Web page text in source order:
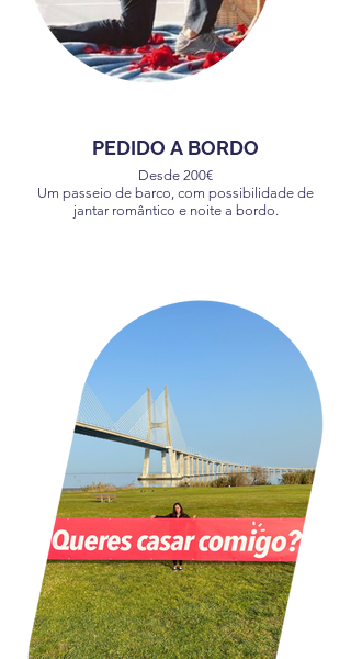
PEDIDO A BORDO
Desde 200€
Um passeio de barco, com possibilidade de
jantar romântico e noite a bordo.